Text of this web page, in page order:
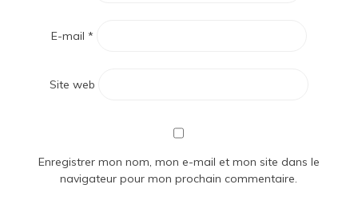
E-mail *
Site web
Enregistrer mon nom, mon e-mail et mon site dans le
navigateur pour mon prochain commentaire.